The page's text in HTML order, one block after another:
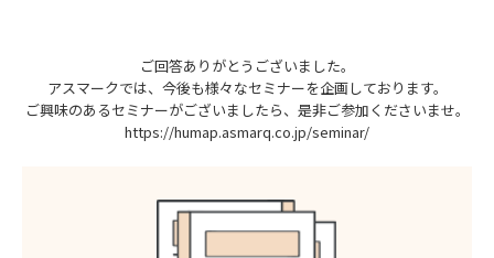
ご回答ありがとうございました。
アスマークでは、今後も様々なセミナーを企画しております。
ご興味のあるセミナーがございましたら、是非ご参加くださいませ。
https://humap.asmarq.co.jp/seminar/